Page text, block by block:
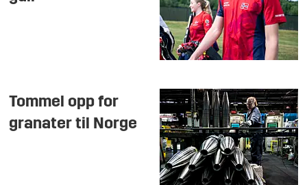
Tommel opp for
granater til Norge